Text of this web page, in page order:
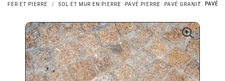
FER ET PIERRE SOL ET MUR EN PIERRE PAVÉ PIERRE PAVÉ GRANIT PAVÉ